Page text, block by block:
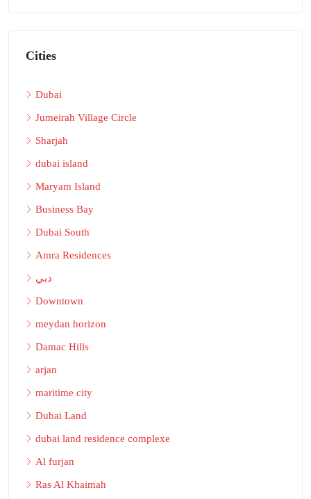
Cities
Dubai
Jumeirah Village Circle
Sharjah
dubai island
Maryam Island
Business Bay
Dubai South
Amra Residences
دبي
Downtown
meydan horizon
Damac Hills
arjan
maritime city
Dubai Land
dubai land residence complexe
Al furjan
Ras Al Khaimah